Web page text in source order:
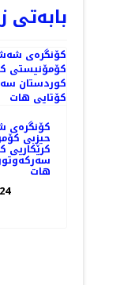
بابەتی
حیزبی
کرێکاریی
هات